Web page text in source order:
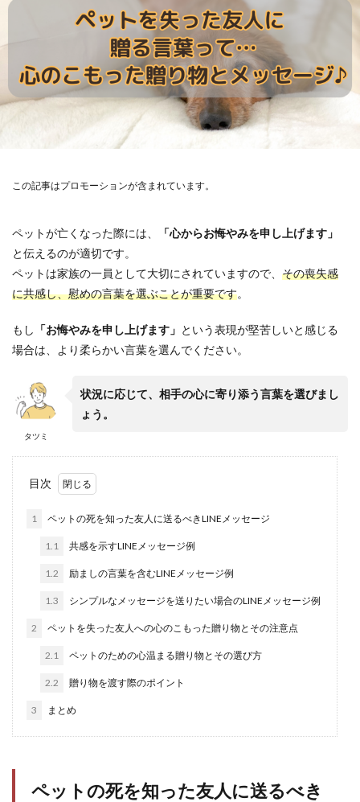
この記事はプロモーションが含まれています。
ペットが亡くなった際には、
「心からお悔やみを申し上げます」
と伝えるのが適切です。
ペットは家族の一員として大切にされていますので、 その喪失感
に共感し、慰めの言葉を選ぶことが重要です。
もし 「お悔やみを申し上げます」 という表現が堅苦しいと感じる
場合は、より柔らかい言葉を選んでください。
タツミ
状況に応じて、相手の心に寄り添う言葉を選びまし
ょう。
目次
1 ペットの死を知った友人に送るべきLINEメッセージ
1.1 共感を示すLINEメッセージ例
1.2 励ましの言葉を含むLINEメッセージ例
1.3 シンプルなメッセージを送りたい場合のLINEメッセージ例
2 ペットを失った友人への心のこもった贈り物とその注意点
2.1 ペットのための心温まる贈り物とその選び方
2.2 贈り物を渡す際のポイント
3 まとめ
ペットの死を知った友人に送るべき